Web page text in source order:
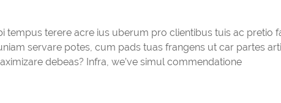
tempus terere acre ius uberum pro clientibus tuis ac pretio
servare potes, cum pads tuas frangens ut car partes
debeas? Infra, we’ve simul commendatione